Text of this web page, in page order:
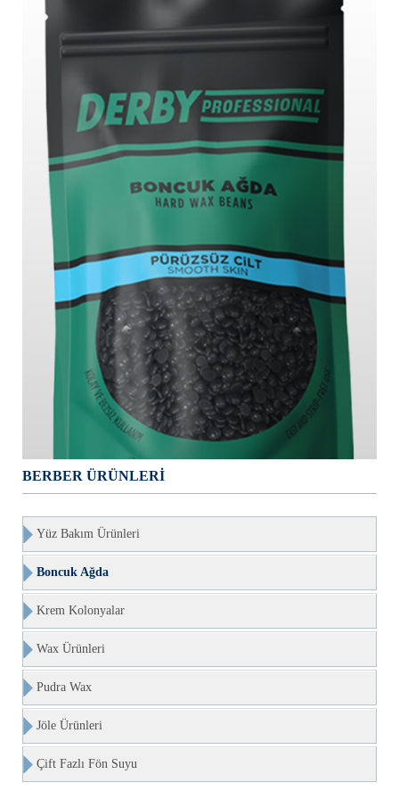
BERBER ÜRÜNLERİ
Yüz Bakım Ürünleri
Boncuk Ağda
Krem Kolonyalar
Wax Ürünleri
Pudra Wax
Jöle Ürünleri
Çift Fazlı Fön Suyu